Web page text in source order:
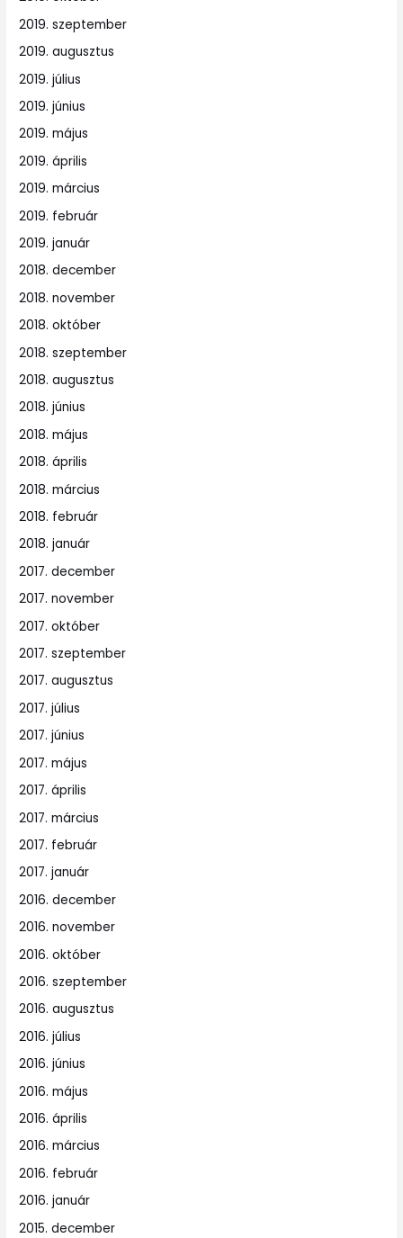
2019. szeptember
2019. augusztus
2019. július
2019. június
2019. május
2019. április
2019. március
2019. február
2019. január
2018. december
2018. november
2018. október
2018. szeptember
2018. augusztus
2018. június
2018. május
2018. április
2018. március
2018. február
2018. január
2017. december
2017. november
2017. október
2017. szeptember
2017. augusztus
2017. július
2017. június
2017. május
2017. április
2017. március
2017. február
2017. január
2016. december
2016. november
2016. október
2016. szeptember
2016. augusztus
2016. július
2016. június
2016. május
2016. április
2016. március
2016. február
2016. január
2015. december